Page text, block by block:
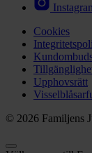
Cookies
Upphovsrätt
© 2026 Familjens